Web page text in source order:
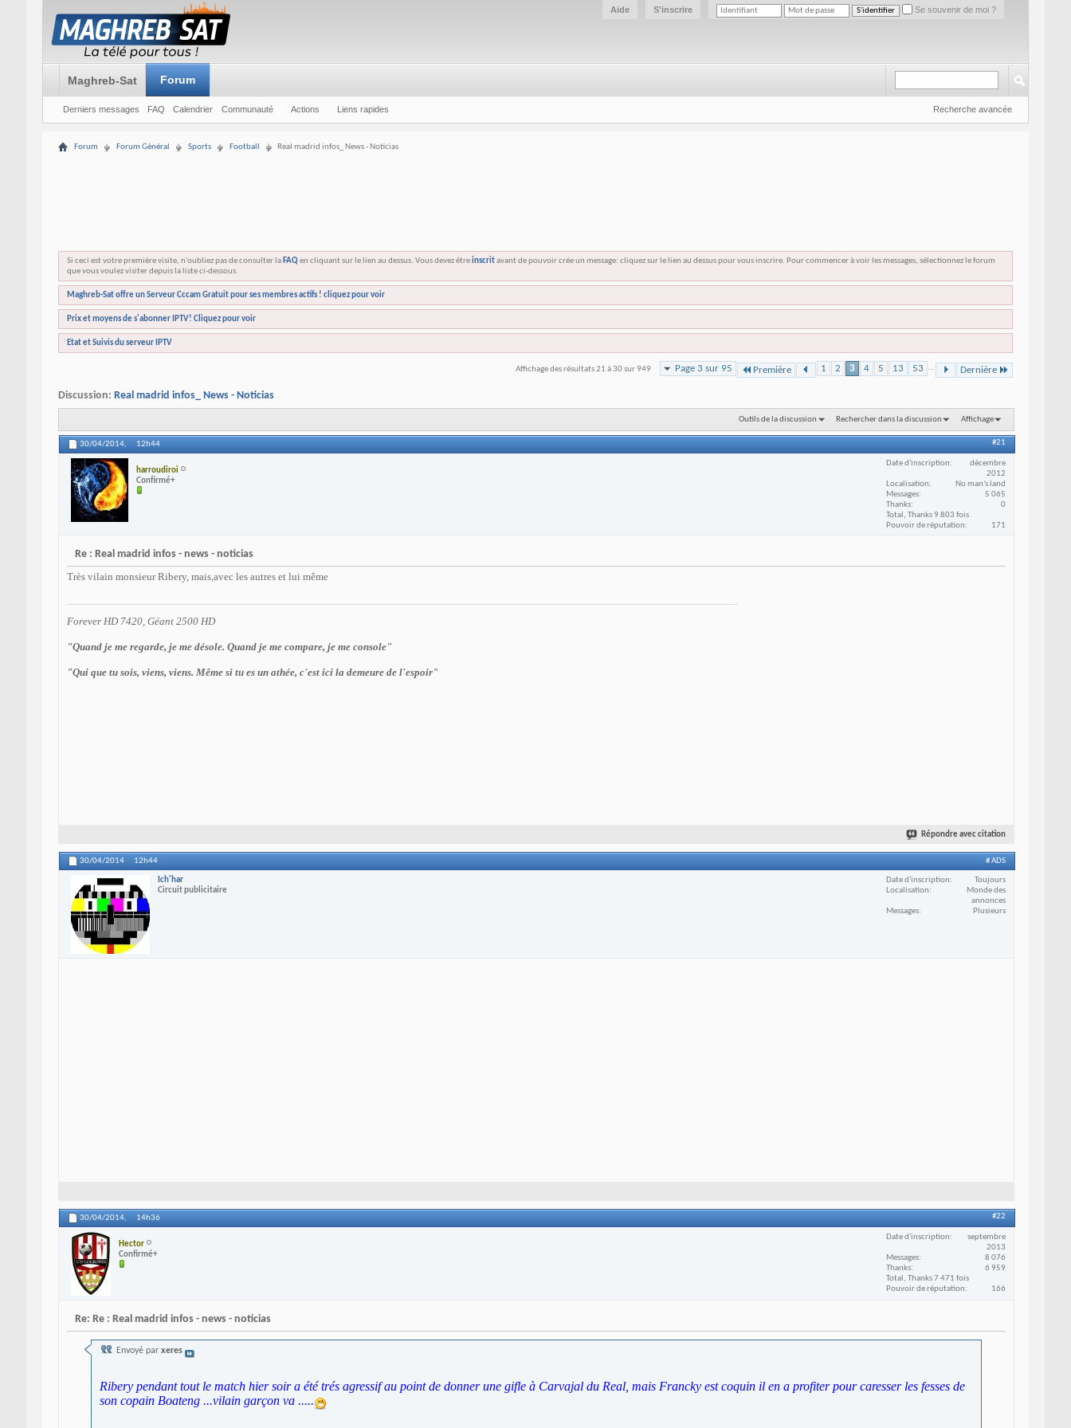
Se souvenir de moi ?
S'inscrire
Aide
Maghreb-Sat Forum
Derniers messages FAQ Calendrier Communauté Actions Liens rapides Recherche avancée
Forum Forum Général Sports Football Real madrid infos_ News - Noticias
Si ceci est votre première visite, n'oubliez pas de consulter la FAQen cliquant sur le lien au dessus. Vous devez êtreinscritavant de pouvoir crée un message: cliquez sur le lien au dessus pour vous inscrire. Pour commencer à voir les messages, sélectionnez le forum
que vous voulez visiter depuis la liste ci-dessous.
Maghreb-Sat offre un Serveur Cccam Gratuit pour ses membres actifs ! cliquez pour voir
Prix et moyens de s'abonner IPTV! Cliquez pour voir
Etat et Suivis du serveur IPTV
Page 3 sur 95 Première 1 2 3 4 5 13 53 ... Dernière
Affichage des résultats 21 à 30 sur 949
Discussion: Real madrid infos_ News - Noticias
Outils de la discussion Rechercher dans la discussion Affichage
30/04/2014, 12h44 #21
harroudiroi
Confirmé+
Date d'inscription
décembre
2012
Localisation
No man's land
Messages
5 065
Thanks
0
Total, Thanks 9 803 fois
Pouvoir de réputation
171
Re : Real madrid infos - news - noticias
Très vilain monsieur Ribery, mais,avec les autres et lui même
Forever HD 7420, Géant 2500 HD
"Quand je me regarde, je me désole. Quand je me compare, je me console"
"Qui que tu sois, viens, viens. Même si tu es un athée, c'est ici la demeure de l'espoir"
Répondre avec citation
30/04/2014 12h44 # ADS
Ich'har
Circuit publicitaire
Date d'inscription
Toujours
Localisation
Monde des
annonces
Messages
Plusieurs
30/04/2014, 14h36 #22
Hector
Confirmé+
Date d'inscription
septembre
2013
Messages
8 076
Thanks
6 959
Total, Thanks 7 471 fois
Pouvoir de réputation
166
Re: Re : Real madrid infos - news - noticias
Envoyé par xeres
Ribery pendant tout le match hier soir a été trés agressif au point de donner une gifle à Carvajal du Real, mais Francky est coquin il en a profiter pour caresser les fesses de
son copain Boateng ...vilain garçon va .....